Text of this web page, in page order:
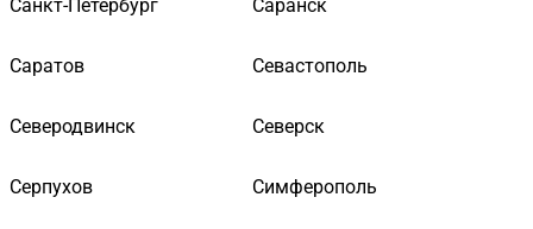
Санкт-Петербург Саранск
Саратов Севастополь
Северодвинск Северск
Серпухов Симферополь